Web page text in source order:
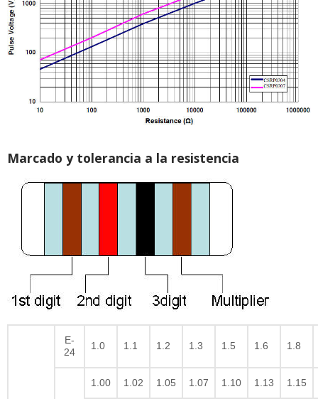
Marcado y tolerancia a la resistencia
E-
24
1.0 1.1 1.2 1.3 1.5 1.6 1.8
1.00 1.02 1.05 1.07 1.10 1.13 1.15